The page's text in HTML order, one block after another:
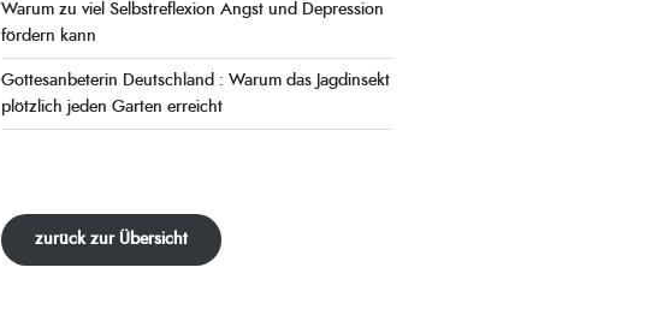
Warum zu viel Selbstreflexion Angst und Depression
fördern kann
Gottesanbeterin Deutschland : Warum das Jagdinsekt
plötzlich jeden Garten erreicht
zurück zur Übersicht